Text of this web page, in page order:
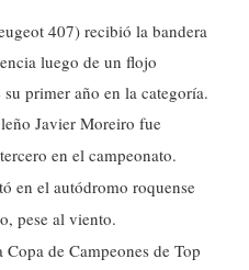
407) recibió la bandera
luego de un flojo
primer año en la categoría.
Javier Moreiro fue
en el campeonato.
en el autódromo roquense
pese al viento.
de Campeones de Top